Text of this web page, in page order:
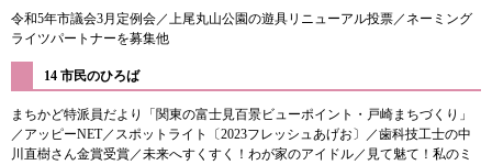
令和5年市議会3月定例会／上尾丸山公園の遊具リニューアル投票／ネーミング
ライツパートナーを募集他
14 市民のひろば
まちかど特派員だより「関東の富士見百景ビューポイント・戸崎まちづくり」
／アッピーNET／スポットライト〔2023フレッシュあげお〕／歯科技工士の中
川直樹さん金賞受賞／未来へすくすく！わが家のアイドル／見て魅て！私のミ